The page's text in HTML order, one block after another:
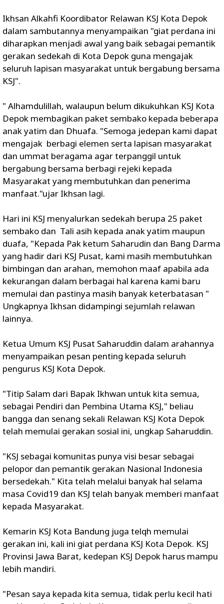
Ikhsan Alkahfi Koordibator Relawan KSJ Kota Depok
dalam sambutannya menyampaikan "giat perdana ini
diharapkan menjadi awal yang baik sebagai pemantik
gerakan sedekah di Kota Depok guna mengajak
seluruh lapisan masyarakat untuk bergabung bersama
KSJ".
" Alhamdulillah, walaupun belum dikukuhkan KSJ Kota
Depok membagikan paket sembako kepada beberapa
anak yatim dan Dhuafa. "Semoga jedepan kami dapat
mengajak berbagi elemen serta lapisan masyarakat
dan ummat beragama agar terpanggil untuk
bergabung bersama berbagi rejeki kepada
Masyarakat yang membutuhkan dan penerima
manfaat."ujar Ikhsan lagi.
Hari ini KSJ menyalurkan sedekah berupa 25 paket
sembako dan Tali asih kepada anak yatim maupun
duafa, "Kepada Pak ketum Saharudin dan Bang Darma
yang hadir dari KSJ Pusat, kami masih membutuhkan
bimbingan dan arahan, memohon maaf apabila ada
kekurangan dalam berbagai hal karena kami baru
memulai dan pastinya masih banyak keterbatasan "
Ungkapnya Ikhsan didampingi sejumlah relawan
lainnya.
Ketua Umum KSJ Pusat Saharuddin dalam arahannya
menyampaikan pesan penting kepada seluruh
pengurus KSJ Kota Depok.
"Titip Salam dari Bapak Ikhwan untuk kita semua,
sebagai Pendiri dan Pembina Utama KSJ," beliau
bangga dan senang sekali Relawan KSJ Kota Depok
telah memulai gerakan sosial ini, ungkap Saharuddin.
"KSJ sebagai komunitas punya visi besar sebagai
pelopor dan pemantik gerakan Nasional Indonesia
bersedekah." Kita telah melalui banyak hal selama
masa Covid19 dan KSJ telah banyak memberi manfaat
kepada Masyarakat.
Kemarin KSJ Kota Bandung juga telqh memulai
gerakan ini, kali ini giat perdana KSJ Kota Depok. KSJ
Provinsi Jawa Barat, kedepan KSJ Depok harus mampu
lebih mandiri.
"Pesan saya kepada kita semua, tidak perlu kecil hati